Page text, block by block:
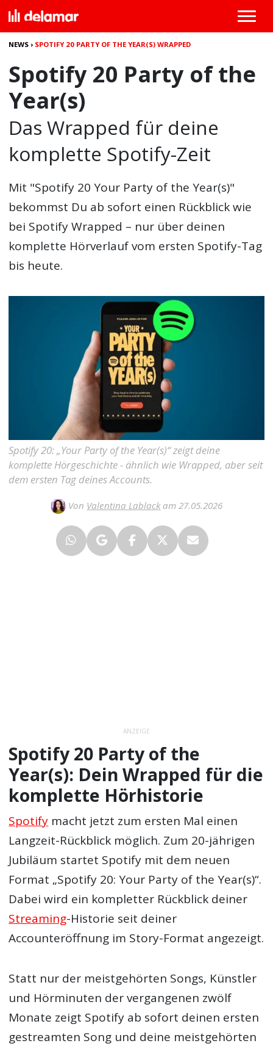
NEWS › SPOTIFY 20 PARTY OF THE YEAR(S) WRAPPED
Spotify 20 Party of the
Year(s)
Das Wrapped für deine
komplette Spotify-Zeit
Mit "Spotify 20 Your Party of the Year(s)"
bekommst Du ab sofort einen Rückblick wie
bei Spotify Wrapped – nur über deinen
komplette Hörverlauf vom ersten Spotify-Tag
bis heute.
Spotify 20: „Your Party of the Year(s)“ zeigt deine
komplette Hörgeschichte - ähnlich wie Wrapped, aber seit
dem ersten Tag deines Accounts.
Von Valentina Lablack am 27.05.2026
ANZEIGE
Spotify 20 Party of the
Year(s): Dein Wrapped für die
komplette Hörhistorie
Spotify macht jetzt zum ersten Mal einen
Langzeit-Rückblick möglich. Zum 20-jährigen
Jubiläum startet Spotify mit dem neuen
Format „Spotify 20: Your Party of the Year(s)“.
Dabei wird ein kompletter Rückblick deiner
Streaming-Historie seit deiner
Accounteröffnung im Story-Format angezeigt.
Statt nur der meistgehörten Songs, Künstler
und Hörminuten der vergangenen zwölf
Monate zeigt Spotify ab sofort deinen ersten
gestreamten Song und deine meistgehörten